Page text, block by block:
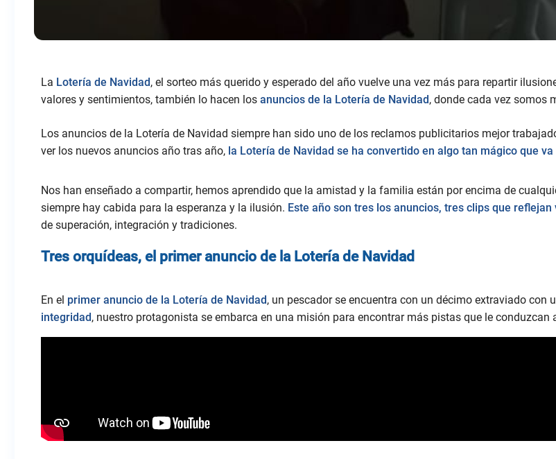
La Lotería de Navidad, el sorteo más querido y esperado del año vuelve una vez más para repartir
valores y sentimientos, también lo hacen los anuncios de la Lotería de Navidad, donde cada vez somos
Los anuncios de la Lotería de Navidad siempre han sido uno de los reclamos publicitarios mejor
ver los nuevos anuncios año tras año, la Lotería de Navidad se ha convertido en algo tan mágico que
Nos han enseñado a compartir, hemos aprendido que la amistad y la familia están por encima de
siempre hay cabida para la esperanza y la ilusión. Este año son tres los anuncios, tres clips que
de superación, integración y tradiciones.
Tres orquídeas, el primer anuncio de la Lotería de Navidad
En el primer anuncio de la Lotería de Navidad, un pescador se encuentra con un décimo extraviado con
integridad, nuestro protagonista se embarca en una misión para encontrar más pistas que le conduzcan